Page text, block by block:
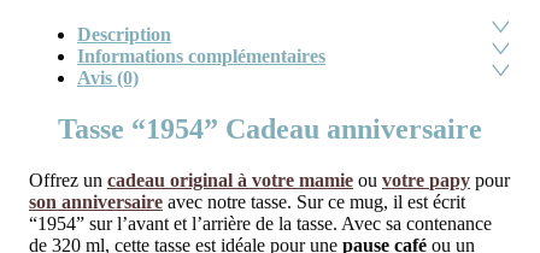
Description
Informations complémentaires
Avis (0)
Tasse “1954” Cadeau anniversaire
Offrez un cadeau original à votre mamie ou votre papy pour
son anniversaire avec notre tasse. Sur ce mug, il est écrit
“1954” sur l’avant et l’arrière de la tasse. Avec sa contenance
de 320 ml, cette tasse est idéale pour une pause café ou un